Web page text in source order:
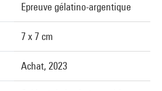
Epreuve gélatino-argentique
7 x 7 cm
Achat, 2023